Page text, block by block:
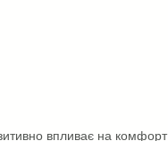
впливає на комфорт